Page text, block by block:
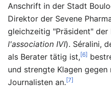
Anschrift in der Stadt
Direktor der Sevene
gleichzeitig "Präsident" der
l'association IVI). Séralini,
als Berater tätig ist,[6]
und strengte Klagen
Journalisten an.[7]